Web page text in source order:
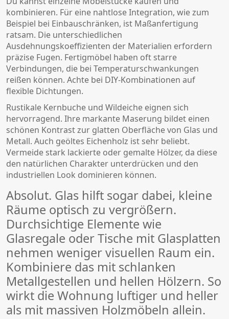
kombinieren. Für eine nahtlose Integration, wie zum
Beispiel bei Einbauschränken, ist Maßanfertigung
ratsam. Die unterschiedlichen
Ausdehnungskoeffizienten der Materialien erfordern
präzise Fugen. Fertigmöbel haben oft starre
Verbindungen, die bei Temperaturschwankungen
reißen können. Achte bei DIY-Kombinationen auf
flexible Dichtungen.
Rustikale Kernbuche und Wildeiche eignen sich
hervorragend. Ihre markante Maserung bildet einen
schönen Kontrast zur glatten Oberfläche von Glas und
Metall. Auch geöltes Eichenholz ist sehr beliebt.
Vermeide stark lackierte oder gemalte Hölzer, da diese
den natürlichen Charakter unterdrücken und den
industriellen Look dominieren können.
Absolut. Glas hilft sogar dabei, kleine
Räume optisch zu vergrößern.
Durchsichtige Elemente wie
Glasregale oder Tische mit Glasplatten
nehmen weniger visuellen Raum ein.
Kombiniere das mit schlanken
Metallgestellen und hellen Hölzern. So
wirkt die Wohnung luftiger und heller
als mit massiven Holzmöbeln allein.